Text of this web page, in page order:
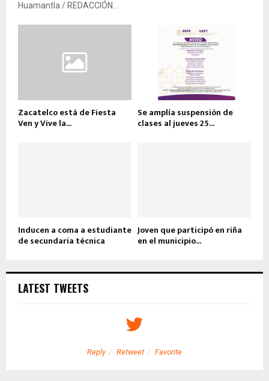
Huamantla / REDACCIÓN...
Zacatelco está de Fiesta
Ven y Vive la...
Se amplía suspensión de
clases al jueves 25...
Inducen a coma a estudiante
de secundaria técnica
Joven que participó en riña
en el municipio...
LATEST TWEETS
Reply Retweet Favorite